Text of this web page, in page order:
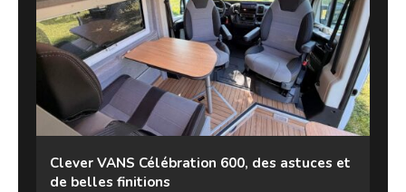
Clever VANS Célébration 600, des astuces et
de belles finitions